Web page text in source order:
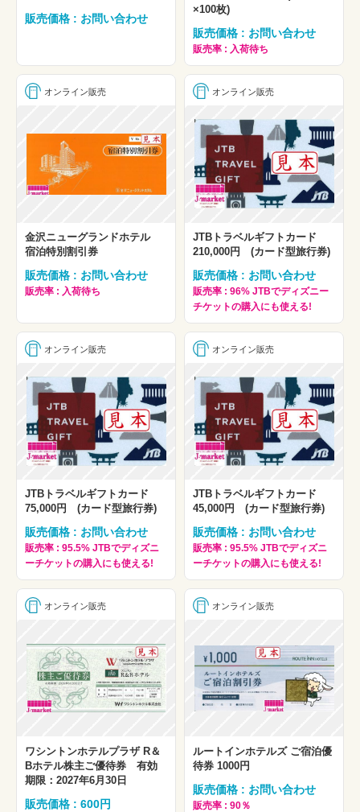
販売価格 : お問い合わせ
×100枚)
販売価格 : お問い合わせ
販売率 : 入荷待ち
オンライン販売
金沢ニューグランドホテル
宿泊特別割引券
販売価格 : お問い合わせ
販売率 : 入荷待ち
オンライン販売
JTBトラベルギフトカード
210,000円 (カード型旅行券)
販売価格 : お問い合わせ
販売率 : 96% JTBでディズニー
チケットの購入にも使える!
オンライン販売
JTBトラベルギフトカード
75,000円 (カード型旅行券)
販売価格 : お問い合わせ
販売率 : 95.5% JTBでディズニ
ーチケットの購入にも使える!
オンライン販売
JTBトラベルギフトカード
45,000円 (カード型旅行券)
販売価格 : お問い合わせ
販売率 : 95.5% JTBでディズニ
ーチケットの購入にも使える!
オンライン販売
ワシントンホテルプラザ R＆
Bホテル株主ご優待券 有効
期限：2027年6月30日
販売価格 : 600円
オンライン販売
ルートインホテルズ ご宿泊優
待券 1000円
販売価格 : お問い合わせ
販売率 : 90％